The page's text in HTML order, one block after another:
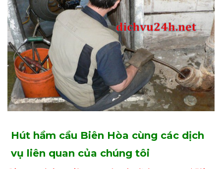
Hút hầm cầu Biên Hòa cùng các dịch
vụ liên quan của chúng tôi